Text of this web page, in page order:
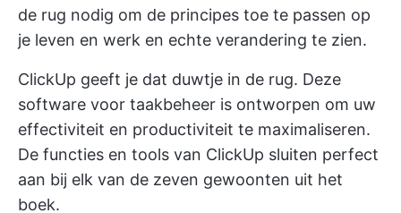
de rug nodig om de principes toe te passen op
je leven en werk en echte verandering te zien.
ClickUp geeft je dat duwtje in de rug. Deze
software voor taakbeheer is ontworpen om uw
effectiviteit en productiviteit te maximaliseren.
De functies en tools van ClickUp sluiten perfect
aan bij elk van de zeven gewoonten uit het
boek.